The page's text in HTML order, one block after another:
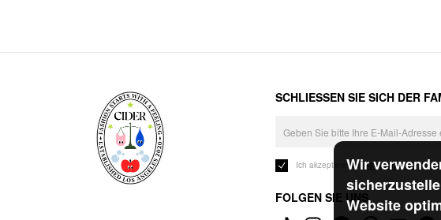
Wir
Website
SCHLIESSEN SIE SICH DER
Ich akzeptiere die
FOLGEN SIE UNS